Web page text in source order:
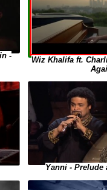
-
Wiz Khalifa ft.
Yanni - Prelude